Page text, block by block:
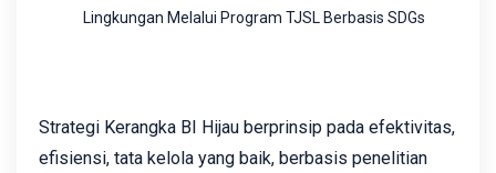
Lingkungan Melalui Program TJSL Berbasis SDGs
Strategi Kerangka BI Hijau berprinsip pada efektivitas,
efisiensi, tata kelola yang baik, berbasis penelitian